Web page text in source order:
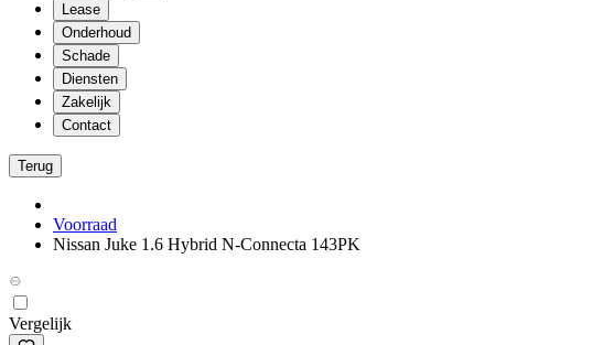
Lease
Onderhoud
Schade
Diensten
Zakelijk
Contact
Terug
Voorraad
Nissan Juke 1.6 Hybrid N-Connecta 143PK
Vergelijk